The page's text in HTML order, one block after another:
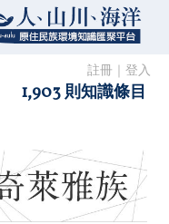
註冊 登入
1,903 則知識條目